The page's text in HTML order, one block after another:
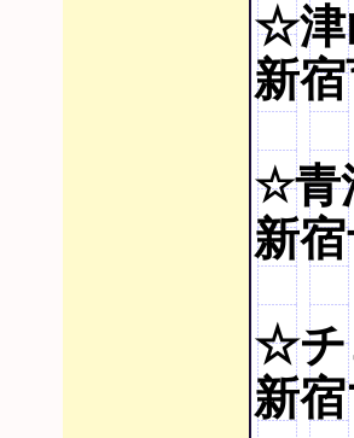
☆津
新
☆青
新
☆チ
新